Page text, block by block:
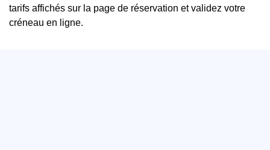
tarifs affichés sur la page de réservation et validez votre
créneau en ligne.